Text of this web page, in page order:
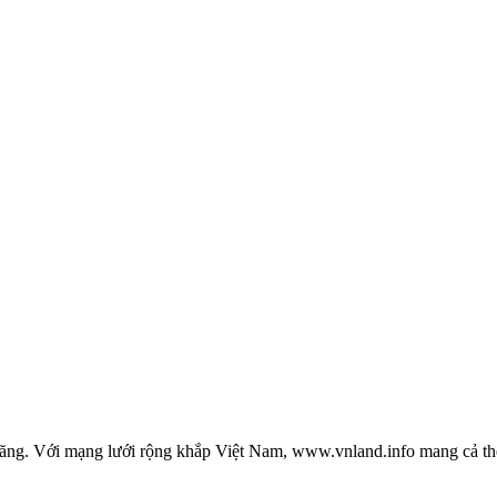
Với mạng lưới rộng khắp Việt Nam, www.vnland.info mang cả